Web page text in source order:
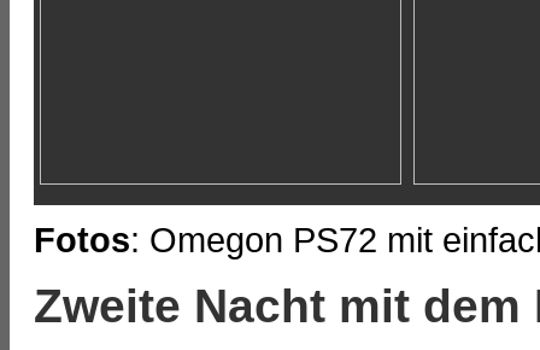
Fotos: Omegon PS72 mit
Zweite Nacht mit dem